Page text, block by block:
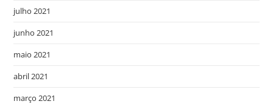
julho 2021
junho 2021
maio 2021
abril 2021
março 2021